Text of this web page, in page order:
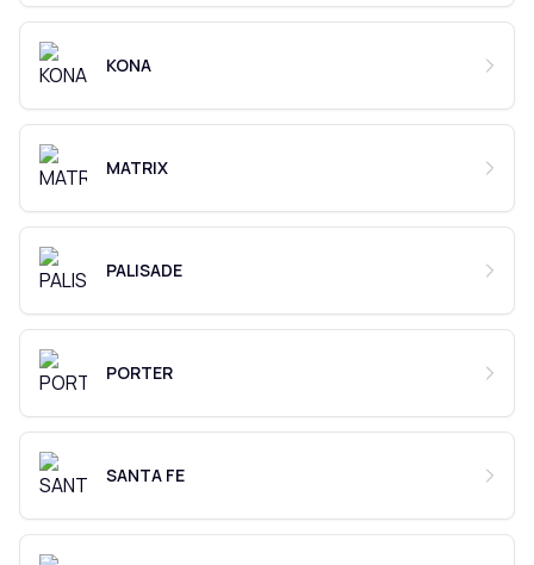
KONA
MATRIX
PALISADE
PORTER
SANTA FE